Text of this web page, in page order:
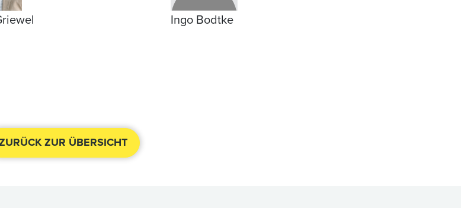
Ingo Bodtke
ZUR ÜBERSICHT